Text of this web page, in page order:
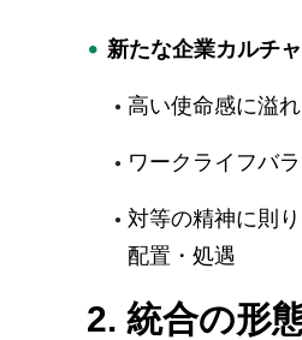
新たな企業カルチ
高い使命感に溢
ワークライフバ
対等の精神に則
配置・処遇
2. 統合の形